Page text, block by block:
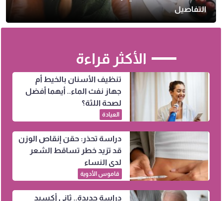
التفاصيل
الأكثر قراءة
تنظيف الأسنان بالخيط أم
جهاز نفث الماء.. أيهما أفضل
لصحة اللثة؟
العيادة
دراسة تحذر: حقن إنقاص الوزن
قد تزيد خطر تساقط الشعر
لدى النساء
قاموس الأدوية
دراسة جديدة.. ثاني أكسيد